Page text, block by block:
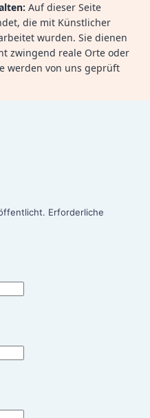
Auf dieser Seite
die mit Künstlicher
wurden. Sie dienen
zwingend reale Orte oder
werden von uns geprüft
Erforderliche